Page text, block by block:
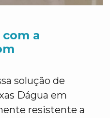
a
solução de
Dágua em
resistente a